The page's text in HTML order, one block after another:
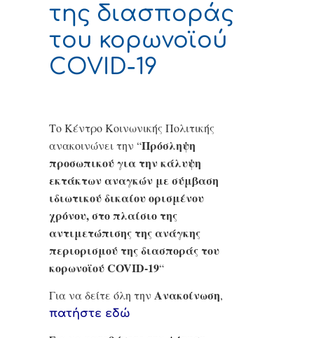
της διασποράς
του κορωνοϊού
COVID-19
Το Κέντρο Κοινωνικής Πολιτικής
ανακοινώνει την “Πρόσληψη
προσωπικού για την κάλυψη
εκτάκτων αναγκών με σύμβαση
ιδιωτικού δικαίου ορισμένου
χρόνου, στο πλαίσιο της
αντιμετώπισης της ανάγκης
περιορισμού της διασποράς του
κορωνοϊούCOVID-19“
Για να δείτε όλη την Ανακοίνωση,
πατήστε εδώ